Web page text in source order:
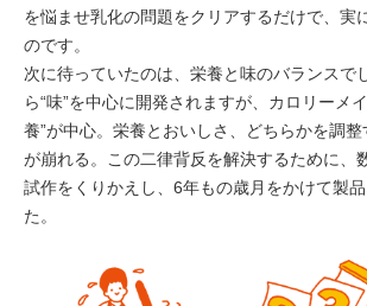
を悩ませ乳化の問題をクリアするだけで、実
のです。
次に待っていたのは、栄養と味のバランスで
ら“味”を中心に開発されますが、カロリーメ
養”が中心。栄養とおいしさ、どちらかを調
が崩れる。この二律背反を解決するために、
試作をくりかえし、6年もの歳月をかけて製
た。